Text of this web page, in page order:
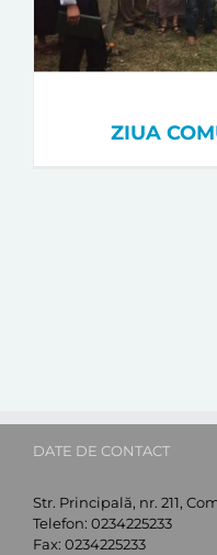
ZIUA
DATE DE CONTACT
Str. Principală, nr. 211,
Telefon: 0234225233
Fax: 0234225233